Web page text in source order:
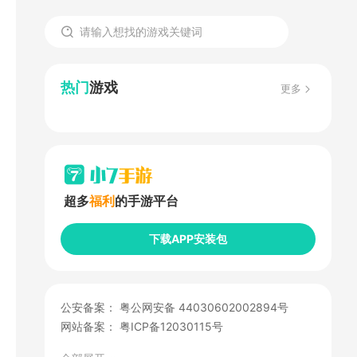
热门游戏 更多
超多福利 的手游平台
下载APP安装包
公安备案： 粤公网安备 44030602002894号
网站备案： 粤ICP备12030115号